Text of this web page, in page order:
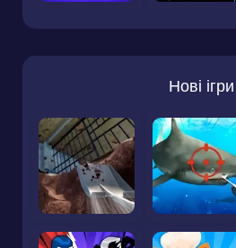
Нові ігри